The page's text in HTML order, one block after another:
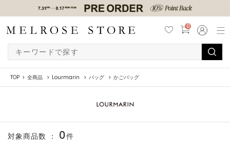
0
TOP 全商品 Lourmarin バッグ かごバッグ
対象商品数 ： 0件